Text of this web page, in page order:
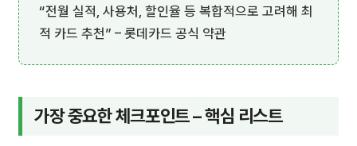
“전월 실적, 사용처, 할인율 등 복합적으로 고려해 최
적 카드 추천” – 롯데카드 공식 약관
가장 중요한 체크포인트 – 핵심 리스트